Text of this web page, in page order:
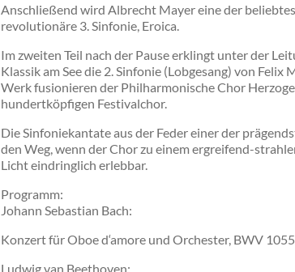
Anschließend wird Albrecht Mayer eine der
revolutionäre 3. Sinfonie, Eroica.
Im zweiten Teil nach der Pause erklingt unter der
Klassik am See die 2. Sinfonie (Lobgesang) von
Werk fusionieren der Philharmonische Chor
hundertköpfigen Festivalchor.
Die Sinfoniekantate aus der Feder einer der
den Weg, wenn der Chor zu einem ergreifend-
Licht eindringlich erlebbar.
Programm:
Johann Sebastian Bach:
Konzert für Oboe d‘amore und Orchester, BWV 1055
Ludwig van Beethoven: